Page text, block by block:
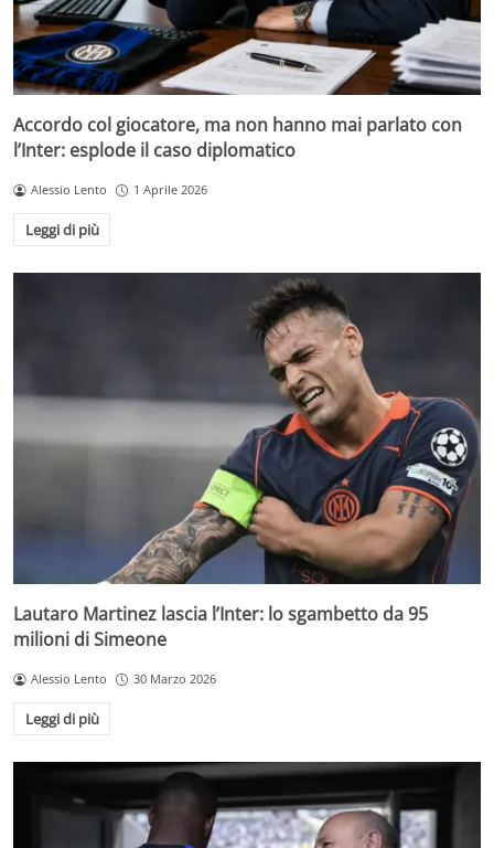
Accordo col giocatore, ma non hanno mai parlato con
l’Inter: esplode il caso diplomatico
Alessio Lento 1 Aprile 2026
Leggi di più
Lautaro Martinez lascia l’Inter: lo sgambetto da 95
milioni di Simeone
Alessio Lento 30 Marzo 2026
Leggi di più